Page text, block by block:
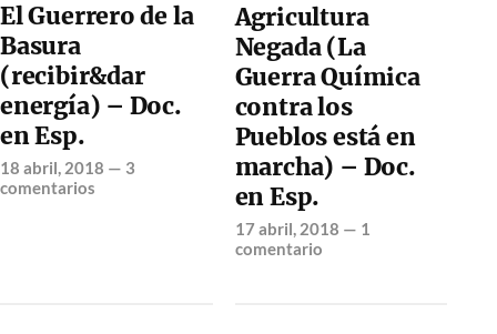
El Guerrero de la
Basura
(recibir&dar
energía) – Doc.
en Esp.
18 abril, 2018 — 3
comentarios
Agricultura
Negada (La
Guerra Química
contra los
Pueblos está en
marcha) – Doc.
en Esp.
17 abril, 2018 — 1
comentario